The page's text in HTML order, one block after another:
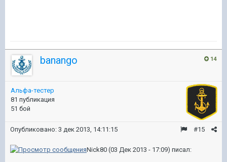
14
banango
Альфа-тестер
81 публикация
51 бой
#15
Опубликовано: 3 дек 2013, 14:11:15
Nick80 (03 Дек 2013 - 17:09) писал: